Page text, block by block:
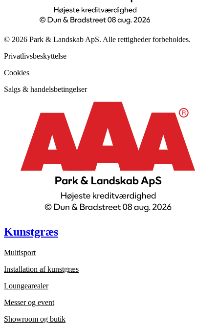
© 2026 Park & Landskab ApS. Alle rettigheder forbeholdes.
Privatlivsbeskyttelse
Cookies
Salgs & handelsbetingelser
Kunstgræs
Multisport
Installation af kunstgræs
Loungearealer
Messer og event
Showroom og butik